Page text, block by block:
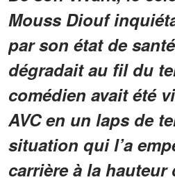
Mouss Diouf
par son état de
dégradait au fil du
comédien avait été
AVC en un laps de
situation qui l’a
carrière à la hauteur